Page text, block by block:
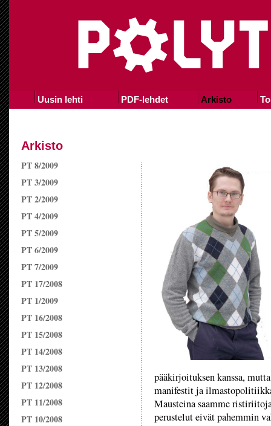
Uusin lehti PDF-lehdet Arkisto
Arkisto
PT 8/2009
PT 3/2009
PT 2/2009
PT 4/2009
PT 5/2009
PT 6/2009
PT 7/2009
PT 17/2008
PT 1/2009
PT 16/2008
PT 15/2008
PT 14/2008
PT 13/2008
PT 12/2008
PT 11/2008
PT 10/2008
pääkirjoituksen kanssa,
manifestit ja
Mausteina saamme
perustelut eivät pahemmin